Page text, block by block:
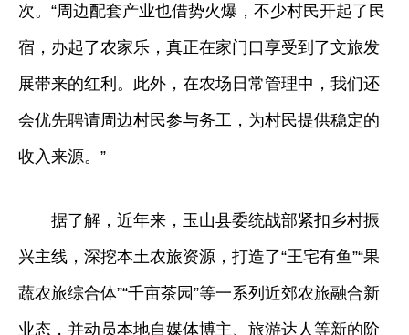
次。“周边配套产业也借势火爆，不少村民开起了民
宿，办起了农家乐，真正在家门口享受到了文旅发
展带来的红利。此外，在农场日常管理中，我们还
会优先聘请周边村民参与务工，为村民提供稳定的
收入来源。”
据了解，近年来，玉山县委统战部紧扣乡村振
兴主线，深挖本土农旅资源，打造了“王宅有鱼”“果
蔬农旅综合体”“千亩茶园”等一系列近郊农旅融合新
业态，并动员本地自媒体博主、旅游达人等新的阶